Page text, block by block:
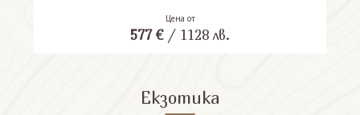
Цена от
577 €/ 1128 лв.
Екзотика